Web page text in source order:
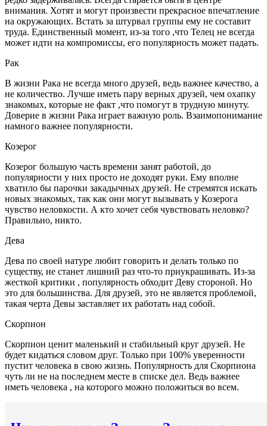
внимания. Хотят и могут произвести прекрасное впечатление
на окружающих. Встать за штурвал группы ему не составит
труда. Единственный момент, из-за того ,что Телец не всегда
может идти на компромиссы, его популярность может падать.
Рак
В жизни Рака не всегда много друзей, ведь важнее качество, а
не количество. Лучше иметь пару верных друзей, чем охапку
знакомых, которые не факт ,что помогут в трудную минуту.
Доверие в жизни Рака играет важную роль. Взаимопонимание
намного важнее популярности.
Козерог
Козерог большую часть времени занят работой, до
популярности у них просто не доходят руки. Ему вполне
хватило бы парочки закадычных друзей. Не стремятся искать
новых знакомых, так как они могут вызывать у Козерога
чувство неловкости. А кто хочет себя чувствовать неловко?
Правильно, никто.
Дева
Дева по своей натуре любит говорить и делать только по
существу, не станет лишний раз что-то приукрашивать. Из-за
жесткой критики , популярность обходит Деву стороной. Но
это для большинства. Для друзей, это не является проблемой,
такая черта Девы заставляет их работать над собой.
Скорпион
Скорпион ценит маленький и стабильный круг друзей. Не
будет кидаться словом друг. Только при 100% уверенности
пустит человека в свою жизнь. Популярность для Скорпиона
чуть ли не на последнем месте в списке дел. Ведь важнее
иметь человека , на которого можно положиться во всем.